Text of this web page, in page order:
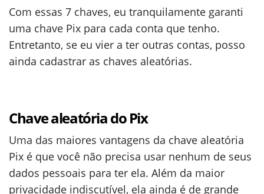
Com essas 7 chaves, eu tranquilamente garanti
uma chave Pix para cada conta que tenho.
Entretanto, se eu vier a ter outras contas, posso
ainda cadastrar as chaves aleatórias.
Chave aleatória do Pix
Uma das maiores vantagens da chave aleatória
Pix é que você não precisa usar nenhum de seus
dados pessoais para ter ela. Além da maior
privacidade indiscutível, ela ainda é de grande